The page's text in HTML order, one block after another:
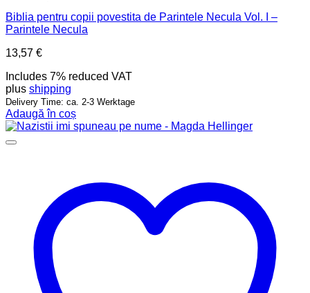
Biblia pentru copii povestita de Parintele Necula Vol. I –
Parintele Necula
13,57 €
Includes 7% reduced VAT
plus shipping
Delivery Time: ca. 2-3 Werktage
Adaugă în coș